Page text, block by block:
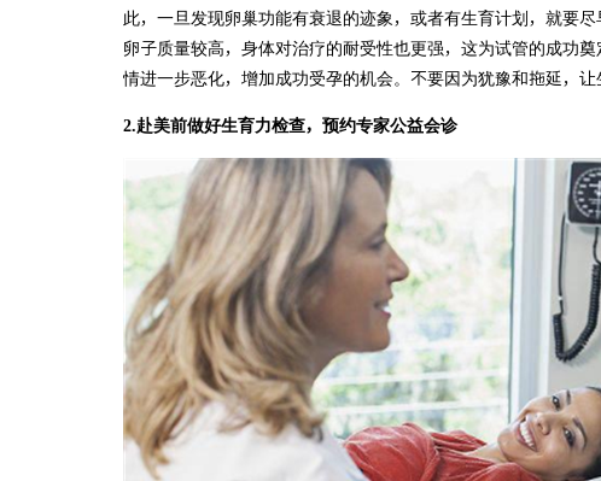
此，一旦发现卵巢功能有衰退的迹象，或者有生育计划，就要
卵子质量较高，身体对治疗的耐受性也更强，这为试管的成功
情进一步恶化，增加成功受孕的机会。不要因为犹豫和拖延，让
2.赴美前做好生育力检查，预约专家公益会诊